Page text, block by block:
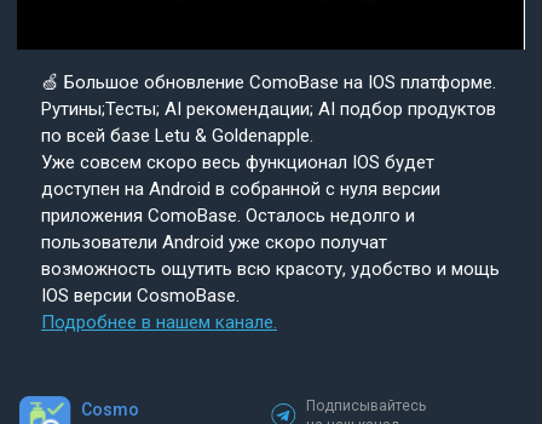
🍏 Большое обновление ComoBase на IOS платформе.
Рутины;Тесты; AI рекомендации; AI подбор продуктов
по всей базе Letu & Goldenapple.
Уже совсем скоро весь функционал IOS будет
доступен на Android в собранной с нуля версии
приложения ComoBase. Осталось недолго и
пользователи Android уже скоро получат
возможность ощутить всю красоту, удобство и мощь
IOS версии CosmoBase.
Подробнее в нашем канале.
Cosmo
Подписывайтесь